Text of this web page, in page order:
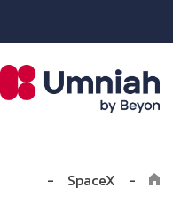
-
- SpaceX تدخل تاريخ الفضاء البشري… فهل تعود سالمة إلى الأرض؟